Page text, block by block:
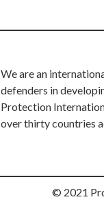
We are an
defenders in
Protection
over thirty countries
© 2021